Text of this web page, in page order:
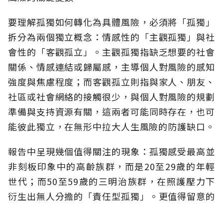
要理解孤獨如何轉化為具體風險，必須將「孤獨」
拆分為兩個獨立概念：情感性的「主觀孤獨」與社
會性的「客觀孤立」。主觀孤獨指缺乏想要的社會
關係、情感連結或歸屬感，主導個人對風險的感知
強度與焦慮程度；而客觀孤立則指與家人、朋友、
社區或社會網絡的接觸很少，與個人對風險的規劃
準備與支持資源有關，這兩者可能同時存在，也可
能彼此獨立，在無形中拉大人生風險的防護缺口。
報告中呈現幾個值得關注的現象：孤獨感受最高並
非刻板印象中的高齡族群，而是20至29歲的年輕
世代；而50至59歲的三明治族群，在照護壓力下
衍生出無人分擔的「責任型孤獨」。更值得留意的